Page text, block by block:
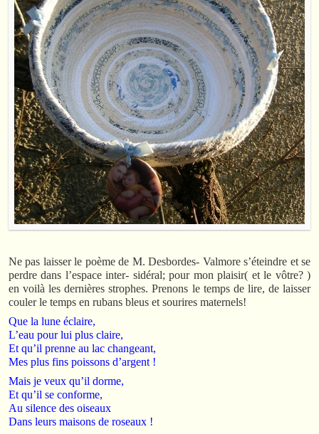
Ne pas laisser le poème de M. Desbordes- Valmore s’éteindre et se
perdre dans l’espace inter- sidéral; pour mon plaisir( et le vôtre? )
en voilà les dernières strophes. Prenons le temps de lire, de laisser
couler le temps en rubans bleus et sourires maternels!
Que la lune éclaire,
L’eau pour lui plus claire,
Et qu’il prenne au lac changeant,
Mes plus fins poissons d’argent !
Mais je veux qu’il dorme,
Et qu’il se conforme,
Au silence des oiseaux
Dans leurs maisons de roseaux !